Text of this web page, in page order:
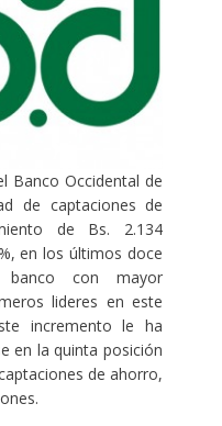
Banco Occidental de
de captaciones de
de Bs. 2.134
en los últimos doce
con mayor
lideres en este
incremento le ha
en la quinta posición
de ahorro,